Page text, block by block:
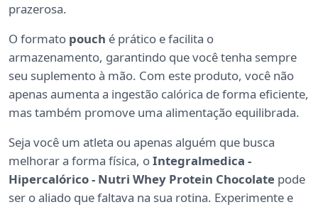
prazerosa.
O formato pouch é prático e facilita o
armazenamento, garantindo que você tenha sempre
seu suplemento à mão. Com este produto, você não
apenas aumenta a ingestão calórica de forma eficiente,
mas também promove uma alimentação equilibrada.
Seja você um atleta ou apenas alguém que busca
melhorar a forma física, oIntegralmedica -
Hipercalórico - Nutri Whey Protein Chocolate pode
ser o aliado que faltava na sua rotina. Experimente e